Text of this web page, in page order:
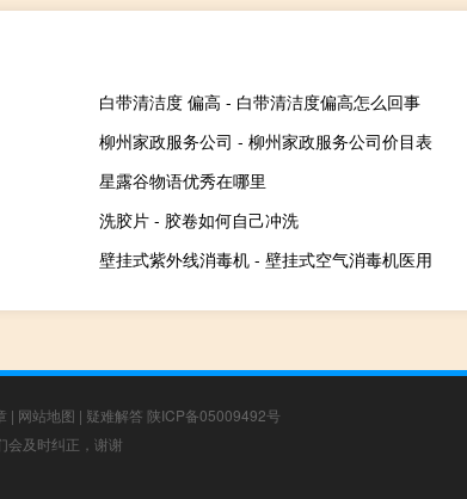
白带清洁度 偏高 - 白带清洁度偏高怎么回事
柳州家政服务公司 - 柳州家政服务公司价目表
星露谷物语优秀在哪里
洗胶片 - 胶卷如何自己冲洗
壁挂式紫外线消毒机 - 壁挂式空气消毒机医用
| 网站地图 | 疑难解答 陕ICP备05009492号
会及时纠正，谢谢